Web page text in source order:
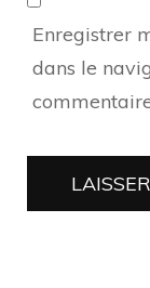
Enregistrer
dans le